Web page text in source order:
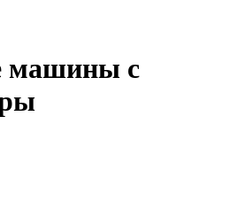
машины с